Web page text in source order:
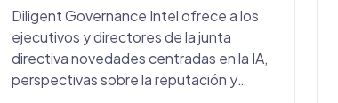
Diligent Governance Intel ofrece a los
ejecutivos y directores de la junta
directiva novedades centradas en la IA,
perspectivas sobre la reputación y